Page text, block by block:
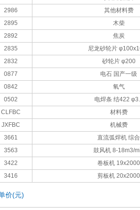
2986
其他材料费
2895
木柴
2892
焦炭
2835
尼龙砂轮片
2832
砂轮片 φ200
0877
电石 国产一级
0842
氧气
0502
电焊条 结422
CLFBC
材料费
JXFBC
机械费
3661
直流弧焊机 综合
3563
鼓风机 8-18m3/
3422
卷板机 19x2000
3416
剪板机 20x2000
价(元)